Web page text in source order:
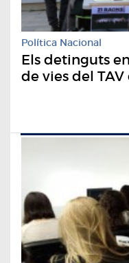
Política Nacional
Els detinguts
de vies del